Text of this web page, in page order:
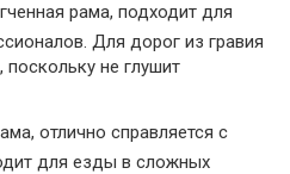
рама, подходит для
Для дорог из гравия
не глушит
отлично справляется с
для езды в сложных